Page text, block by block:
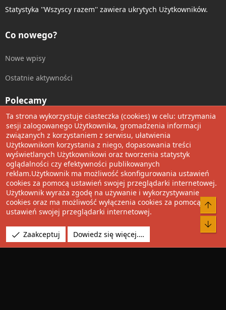
Statystyka ''Wszyscy razem'' zawiera ukrytych Użytkowników.
Co nowego?
Nowe wpisy
Ostatnie aktywności
Polecamy
Wolnościowe cytaty
Udostępnij
Facebook
TwitterRedditPinterest
TumblrWhatsApp
Umieść Link
Community platform by XenForo® © 2010-2022 XenForo Ltd.
Pixel Exit
Tłumaczenie wykonane przezXboxForum.pl
Media embeds
via s9e/MediaSites
Ta strona wykorzystuje ciasteczka (cookies) w celu: utrzymania
sesji zalogowanego Użytkownika, gromadzenia informacji
związanych z korzystaniem z serwisu, ułatwienia
Użytkownikom korzystania z niego, dopasowania treści
wyświetlanych Użytkownikowi oraz tworzenia statystyk
oglądalności czy efektywności publikowanych
reklam.Użytkownik ma możliwość skonfigurowania ustawień
cookies za pomocą ustawień swojej przeglądarki internetowej.
Użytkownik wyraża zgodę na używanie i wykorzystywanie
cookies oraz ma możliwość wyłączenia cookies za pomocą
ustawień swojej przeglądarki internetowej.
Zaakceptuj Dowiedz się więcej.…